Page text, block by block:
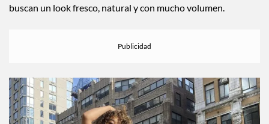
estilomessyy lleno de energía es perfecto para quienes